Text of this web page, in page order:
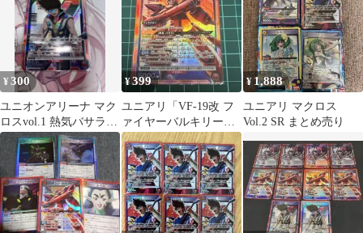
¥300
ユニオンアリーナ マク
ロスvol.1 熱気バサラ
SR
¥399
ユニアリ「VF-19改 フ
ァイヤーバルキリー」
SR（スーパーレア）
¥ 1,888
ユニアリ マクロス
Vol.2 SR まとめ売り